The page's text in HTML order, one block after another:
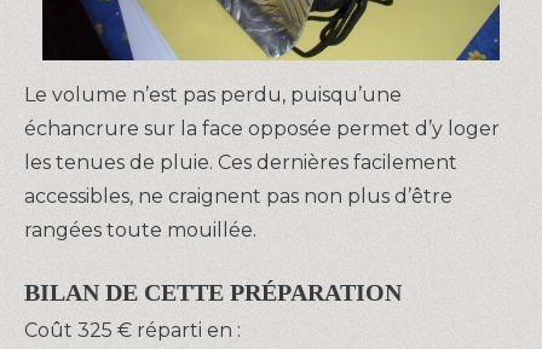
Le volume n’est pas perdu, puisqu’une
échancrure sur la face opposée permet d’y loger
les tenues de pluie. Ces dernières facilement
accessibles, ne craignent pas non plus d’être
rangées toute mouillée.
BILAN DE CETTE PRÉPARATION
Coût 325 € réparti en :